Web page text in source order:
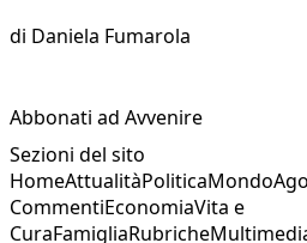
di Daniela Fumarola
Abbonati ad Avvenire
Sezioni del sito
HomeAttualitàPoliticaMondo
CommentiEconomiaVita e
CuraFamigliaRubriche